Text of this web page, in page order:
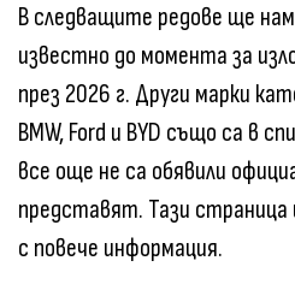
В следващите редове ще
известно до момента за
през 2026 г. Други марки
BMW, Ford и BYD също са в
все още не са обявили
представят. Тази
с повече информация.